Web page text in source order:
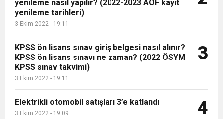
16:44 Dana karkas alım fiyatın kilogram başına 2 TL
çıkışını yorumladı
19:12 Endonezya’da futbol maçında izdiham: 125
ölü
yenileme nasıl yapılır? (2022-2023 AÖF kayıt
yenileme tarihleri)
3 Ekim 2022 - 19:11
KPSS ön lisans sınav giriş belgesi nasıl alınır?
KPSS ön lisans sınavı ne zaman? (2022 ÖSYM
KPSS sınav takvimi)
3 Ekim 2022 - 19:11
3
Elektrikli otomobil satışları 3’e katlandı
3 Ekim 2022 - 19:09 4